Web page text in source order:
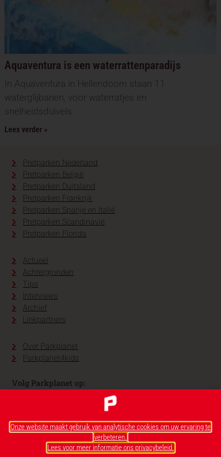
Aquaventura is een waterrattenparadijs
In Aquaventura in Hellendoorn staan 11
waterglijbanen, voor waterratjes en
snelheidsduivels.
Lees verder »
Pretparken Nederland
Pretparken België
Pretparken Duitsland
Pretparken Frankrijk
Pretparken Spanje en Italië
Pretparken Scandinavië
Pretparken Florida
Actueel
Achtergronden
Tips
Interviews
Archief
Linkpartners
Over Parkplanet
Parkplanet4kids
Volg Parkplanet op:
Onze website maakt gebruik van analytische cookies om uw ervaring te
verbeteren.
Lees voor meer informatie ons privacybeleid.